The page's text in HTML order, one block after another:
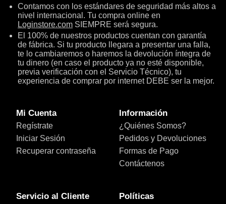
Contamos con los estándares de seguridad más altos a
nivel internacional. Tu compra online en
Loginstore.com SIEMPRE será segura.
El 100% de nuestros productos cuentan con garantía
de fábrica. Si tu producto llegara a presentar una falla,
te lo cambiaremos o haremos la devolución íntegra de
tu dinero (en caso el producto ya no esté disponible,
previa verificación con el Servicio Técnico), tu
experiencia de comprar por internet DEBE ser la mejor.
Mi Cuenta
Regístrate
Iniciar Sesión
Recuperar contraseña
Información
¿Quiénes Somos?
Pedidos y Devoluciones
Formas de Pago
Contáctenos
Servicio al Cliente Políticas